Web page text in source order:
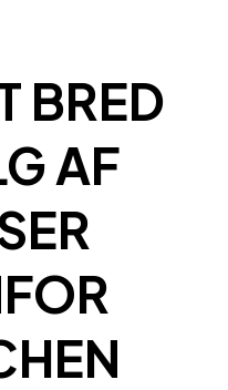
BRED
AF